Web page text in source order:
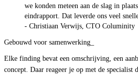
we konden meteen aan de slag in
eindrapport. Dat leverde ons veel
- Christiaan Verwijs, CTO Columinity
Gebouwd voor samenwerking
Elke finding bevat een omschrijving, een
concept. Daar reageer je op met de specialist